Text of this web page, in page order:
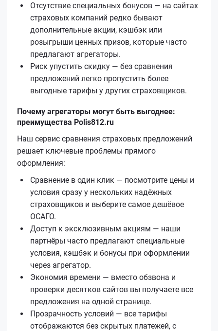
Отсутствие специальных бонусов — на сайтах
страховых компаний редко бывают
дополнительные акции, кэшбэк или
розыгрыши ценных призов, которые часто
предлагают агрегаторы.
Риск упустить скидку — без сравнения
предложений легко пропустить более
выгодные тарифы у других страховщиков.
Почему агрегаторы могут быть выгоднее:
преимущества Polis812.ru
Наш сервис сравнения страховых предложений
решает ключевые проблемы прямого
оформления:
Сравнение в один клик — посмотрите цены и
условия сразу у нескольких надёжных
страховщиков и выберите самое дешёвое
ОСАГО.
Доступ к эксклюзивным акциям — наши
партнёры часто предлагают специальные
условия, кэшбэк и бонусы при оформлении
через агрегатор.
Экономия времени — вместо обзвона и
проверки десятков сайтов вы получаете все
предложения на одной странице.
Прозрачность условий — все тарифы
отображаются без скрытых платежей, с